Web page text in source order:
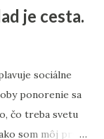
. Preto som
som
CD a knihy o
atď. v
po
je cesta.
sociálne
ponorenie sa
čo treba svetu
som môj prvý